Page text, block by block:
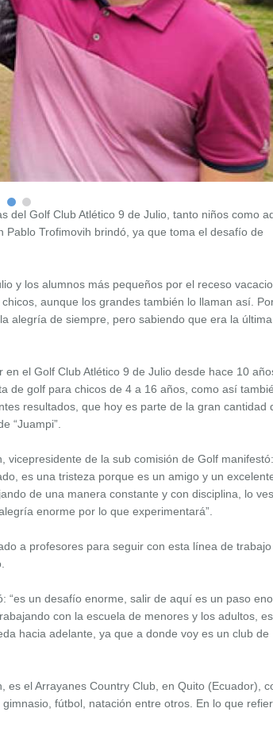
del Golf Club Atlético 9 de Julio, tanto niños como
Trofimovih brindó, ya que toma el desafío de
y los alumnos más pequeños por el receso
aunque los grandes también lo llaman así.
alegría de siempre, pero sabiendo que era la
el Golf Club Atlético 9 de Julio desde hace 10
de golf para chicos de 4 a 16 años, como así
resultados, que hoy es parte de la gran cantidad
“Juampi”.
de la sub comisión de Golf
es una tristeza porque es un amigo y un
de una manera constante y con disciplina, lo
enorme por lo que experimentará”.
a profesores para seguir con esta línea de trabajo
un desafío enorme, salir de aquí es un paso
con la escuela de menores y los adultos,
hacia adelante, ya que a donde voy es un club de
es el Arrayanes Country Club, en Quito (Ecuador),
fútbol, natación entre otros. En lo que